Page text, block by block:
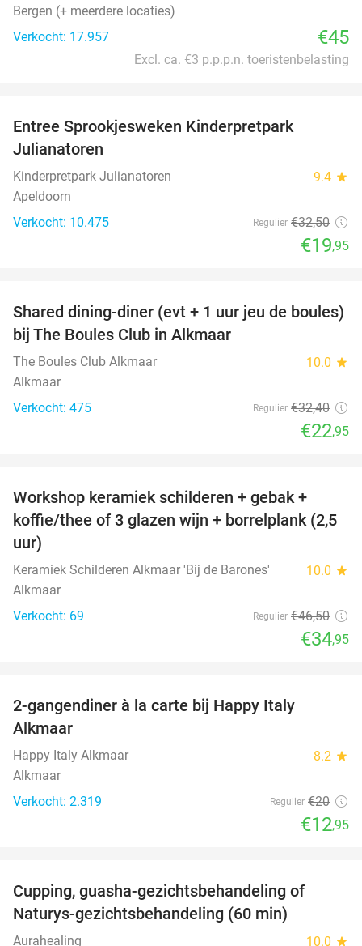
Bergen (+ meerdere locaties)
Verkocht: 17.957
€45
Excl. ca. €3 p.p.p.n. toeristenbelasting
Entree Sprookjesweken Kinderpretpark
Julianatoren
Kinderpretpark Julianatoren 9.4 star
Apeldoorn
Verkocht: 10.475
Regulier €32,50
€19,95
29%
Shared dining-diner (evt + 1 uur jeu de boules)
bij The Boules Club in Alkmaar
The Boules Club Alkmaar 10.0 star
Alkmaar
Verkocht: 475
Regulier €32,40
€22,95
Workshop keramiek schilderen + gebak +
koffie/thee of 3 glazen wijn + borrelplank (2,5
uur)
Keramiek Schilderen Alkmaar 'Bij de Barones' 10.0 star
Alkmaar
Verkocht: 69
Regulier €46,50
€34,95
2-gangendiner à la carte bij Happy Italy
Alkmaar
Happy Italy Alkmaar 8.2 star
Alkmaar
Verkocht: 2.319
Regulier €20
€12,95
Cupping, guasha-gezichtsbehandeling of
Naturys-gezichtsbehandeling (60 min)
Aurahealing 10.0 star